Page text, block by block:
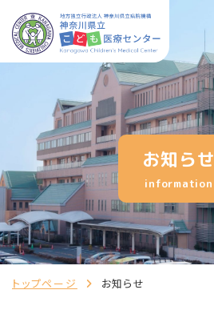
お知らせ
information
トップページ お知らせ